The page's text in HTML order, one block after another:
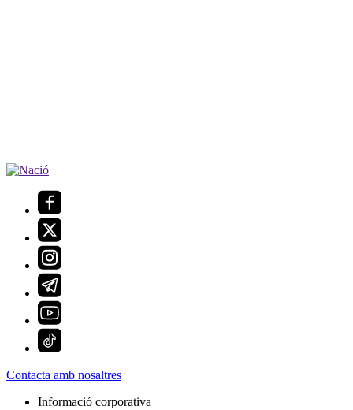
Contacta amb nosaltres
Informació corporativa